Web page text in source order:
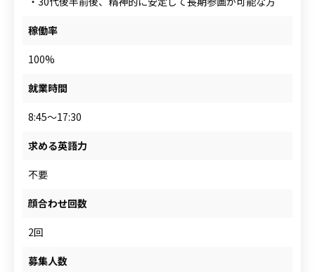
稼働率
100%
就業時間
8:45～17:30
求める英語力
不要
顔合わせ回数
2回
募集人数